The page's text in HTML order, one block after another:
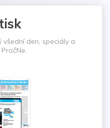
všední den, speciály a